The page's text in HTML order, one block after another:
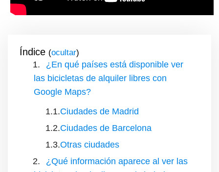
Índice ( )
¿En qué países está disponible ver
las bicicletas de alquiler libres con
Google Maps?
Ciudades de Madrid
Ciudades de Barcelona
Otras ciudades
¿Qué información aparece al ver las